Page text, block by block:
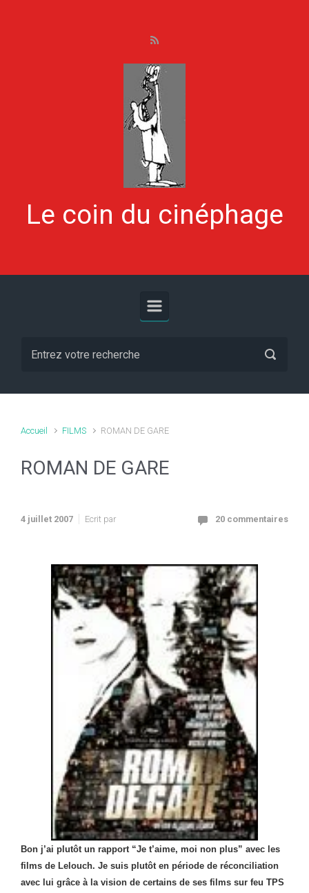
Le coin du cinéphage
Accueil FILMS ROMAN DE GARE
ROMAN DE GARE
4 juillet 2007 Ecrit par 20 commentaires
Bon j’ai plutôt un rapport “Je t’aime, moi non plus” avec les
films de Lelouch. Je suis plutôt en période de réconciliation
avec lui grâce à la vision de certains de ses films sur feu TPS